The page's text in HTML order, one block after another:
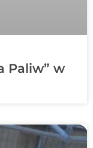
Paliw” w